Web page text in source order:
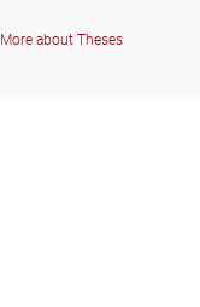
More about Theses